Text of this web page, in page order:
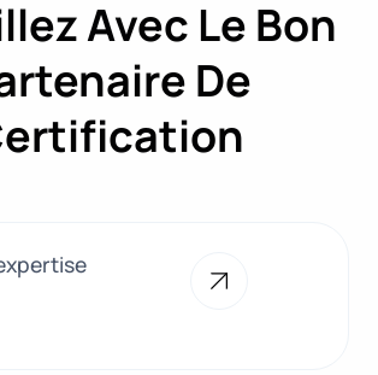
Avec Le Bon
De